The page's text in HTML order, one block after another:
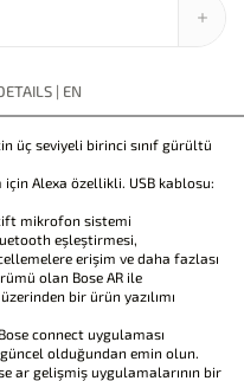
| EN
üç seviyeli birinci sınıf gürültü
Alexa özellikli. USB kablosu:
mikrofon sistemi
eşleştirmesi,
erişim ve daha fazlası
olan Bose AR ile
bir ürün yazılımı
connect uygulaması
güncel olduğundan emin olun.
ar gelişmiş uygulamalarının bir